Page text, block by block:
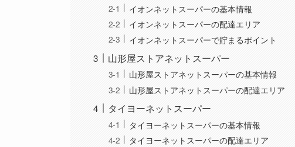
イオンネットスーパーの基本情報
イオンネットスーパーの配達エリア
イオンネットスーパーで貯まるポイント
山形屋ストアネットスーパー
山形屋ストアネットスーパーの基本情報
山形屋ストアネットスーパーの配達エリア
タイヨーネットスーパー
タイヨーネットスーパーの基本情報
タイヨーネットスーパーの配達エリア